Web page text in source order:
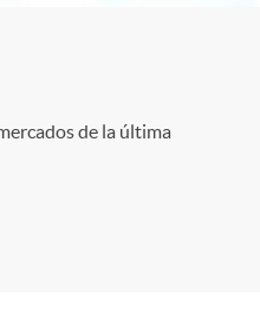
de la última